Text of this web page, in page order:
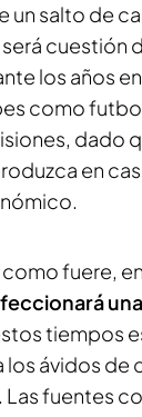
un salto de
cuestión
los años
como
dado
en
como fuere,
tiempos
los ávidos de
Las fuentes